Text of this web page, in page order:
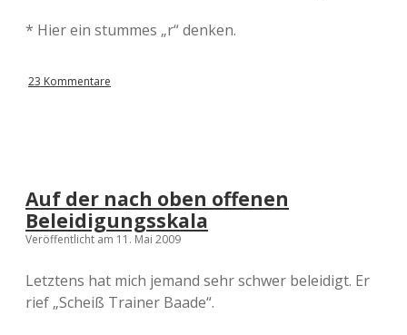
* Hier ein stummes „r“ denken.
23 Kommentare
Auf der nach oben offenen
Beleidigungsskala
Veröffentlicht am 11. Mai 2009
Letztens hat mich jemand sehr schwer beleidigt. Er
rief „Scheiß Trainer Baade“.